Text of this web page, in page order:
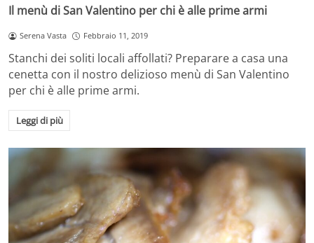
Il menù di San Valentino per chi è alle prime armi
Serena Vasta Febbraio 11, 2019
Stanchi dei soliti locali affollati? Preparare a casa una
cenetta con il nostro delizioso menù di San Valentino
per chi è alle prime armi.
Leggi di più